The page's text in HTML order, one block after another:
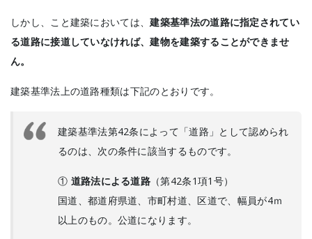
しかし、こと建築においては、建築基準法の道路に指定されてい
る道路に接道していなければ、建物を建築することができませ
ん。
建築基準法上の道路種類は下記のとおりです。
建築基準法第42条によって「道路」として認められ
るのは、次の条件に該当するものです。
① 道路法による道路 （第42条1項1号）
国道、都道府県道、市町村道、区道で、幅員が4ｍ
以上のもの。公道になります。